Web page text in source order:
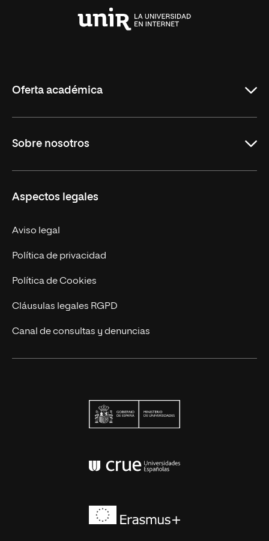
Oferta académica
Maestrías
Sobre nosotros
Trabaja en UNIR
Actualidad
Contacto
Aspectos legales
Aviso legal
Política de privacidad
Política de Cookies
Cláusulas legales RGPD
Canal de consultas y denuncias
Conferencia de